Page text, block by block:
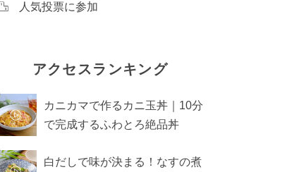
人気投票に参加
アクセスランキング
カニカマで作るカニ玉丼｜10分
で完成するふわとろ絶品丼
白だしで味が決まる！なすの煮